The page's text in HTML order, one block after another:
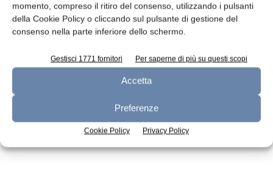
momento, compreso il ritiro del consenso, utilizzando i pulsanti
della Cookie Policy o cliccando sul pulsante di gestione del
consenso nella parte inferiore dello schermo.
Gestisci 1771 fornitori Per saperne di più su questi scopi
Accetta
Preferenze
Cookie Policy Privacy Policy
n.6 - Giugno 2026